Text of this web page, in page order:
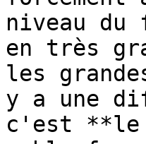
niveau du
en très
les
y a une
c'est **le